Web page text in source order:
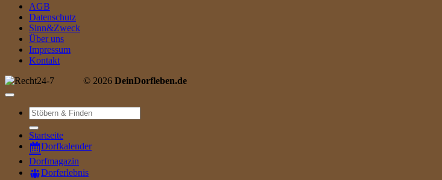
AGB
Datenschutz
Sinn&Zweck
Über uns
Impressum
Kontakt
© 2026 DeinDorfleben.de
Suche
nach:
Startseite
Dorfkalender
Dorfmagazin
Dorferlebnis